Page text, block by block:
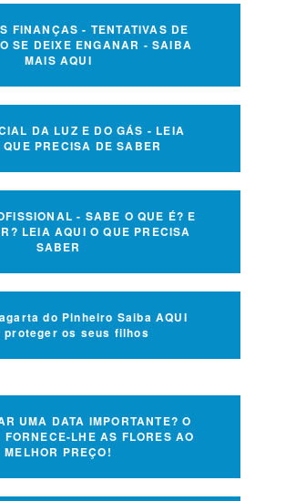
FINANÇAS - TENTATIVAS DE
SE DEIXE ENGANAR - SAIBA
MAIS AQUI
DA LUZ E DO GÁS - LEIA
QUE PRECISA DE SABER
- SABE O QUE É? E
LEIA AQUI O QUE PRECISA
SABER
do Pinheiro Saiba AQUI
proteger os seus filhos
UMA DATA IMPORTANTE? O
FORNECE-LHE AS FLORES AO
MELHOR PREÇO!